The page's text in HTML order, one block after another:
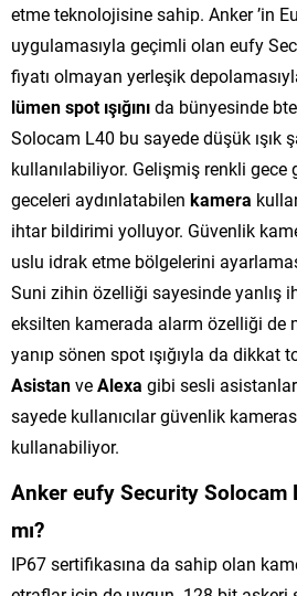
etme teknolojisine sahip. Anker ’in
uygulamasıyla geçimli olan eufy
fiyatı olmayan yerleşik
lümen spot ışığınıda bünyesinde
Solocam L40 bu sayede düşük ışık
kullanılabiliyor. Gelişmiş renkli gece
geceleri aydınlatabilen kamera
ihtar bildirimi yolluyor. Güvenlik
uslu idrak etme bölgelerini
Suni zihin özelliği sayesinde yanlış
eksilten kamerada alarm özelliği de
yanıp sönen spot ışığıyla da dikkat
AsistanveAlexa gibi sesli
sayede kullanıcılar güvenlik
kullanabiliyor.
Anker eufy Security Solocam
mı?
IP67 sertifikasına da sahip olan